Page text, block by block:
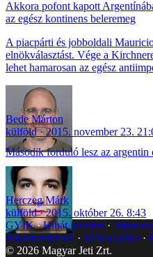
Akkora pofont kapott
az egész kontinens beleremeg
A piacpárti és jobboldali
elnökválasztást. Vége a
lehet hamarosan az egész
Bede Márton
külföld
2015. november 23.
Második forduló lesz az argentin
Herczeg Márk
külföld
2015. október 26. 8:43
GYIK Hibát jelentek
dokumentumok
Médiaajánlat
© 2026 Magyar Jeti Zrt.